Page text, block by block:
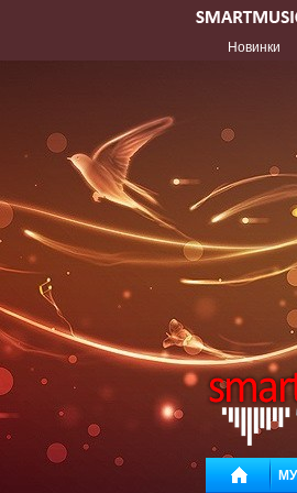
Новинки